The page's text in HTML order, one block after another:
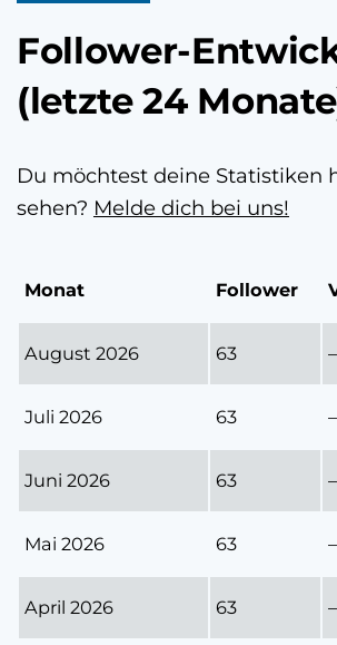
Follower-
(letzte 24
Du möchtest deine Statistiken
sehen? Melde dich bei uns!
Monat Follower
August 2026 63 –
Juli 2026 63
Juni 2026 63
Mai 2026 63
April 2026 63